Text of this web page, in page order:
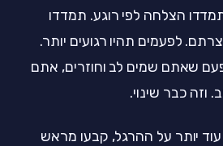
הצלחה לפי רוגע. תמדדו
לפעמים תהיו רגועים יותר.
שאתם שמים לב וחוזרים, אתם
כבר שינוי.
יותר על ההרגל, קבעו מראש